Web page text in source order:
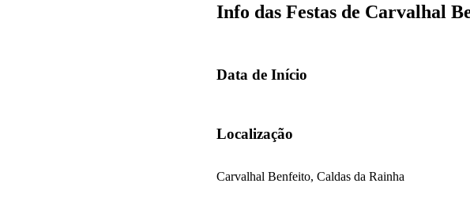
Info das Festas de Carvalhal
Data de Início
Localização
Carvalhal Benfeito, Caldas da Rainha